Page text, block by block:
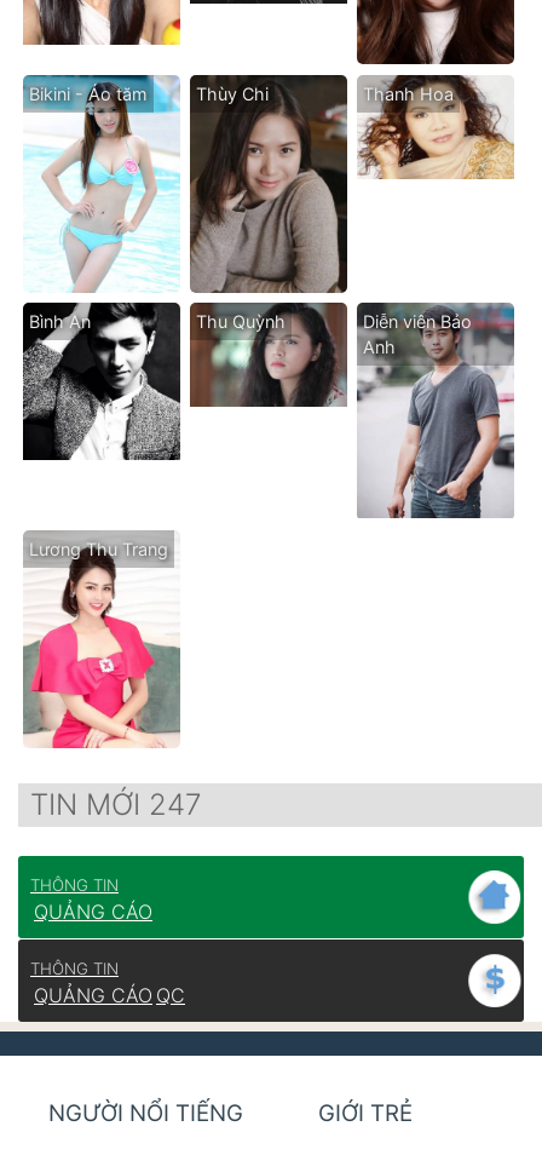
Bikini - Áo tăm Thùy Chi Thanh Hoa
Bình An Thu Quỳnh
Diễn viên Bảo
Anh
Lương Thu Trang
TIN MỚI 247
THÔNG TIN
QUẢNG CÁO
THÔNG TIN
QUẢNG CÁO QC
NGƯỜI NỔI TIẾNG GIỚI TRẺ